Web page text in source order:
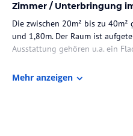
Zimmer / Unterbringung
Die zwischen 20m² bis zu
und 1,80m. Der Raum ist
Ausstattung gehören u.a. ein
Sonstige Einrichtungen
Mehr anzeigen